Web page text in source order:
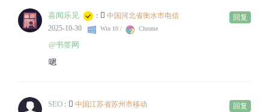
喜闻乐见 :
中国河北省衡水市电信
2025-10-30
Win 10 / Chrome
@书签网
嗯
回复
SEO :
中国江苏省苏州市移动
回复